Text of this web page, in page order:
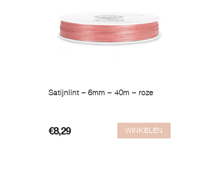
Satijnlint – 6mm – 40m – roze
€8,29 WINKELEN